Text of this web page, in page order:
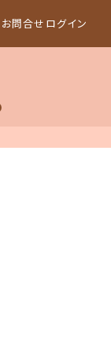
お問合せ ログイン